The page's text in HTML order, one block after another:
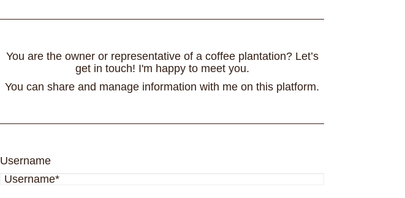
You are the owner or representative of a coffee plantation? Let’s
get in touch! I'm happy to meet you.
You can share and manage information with me on this platform.
Username